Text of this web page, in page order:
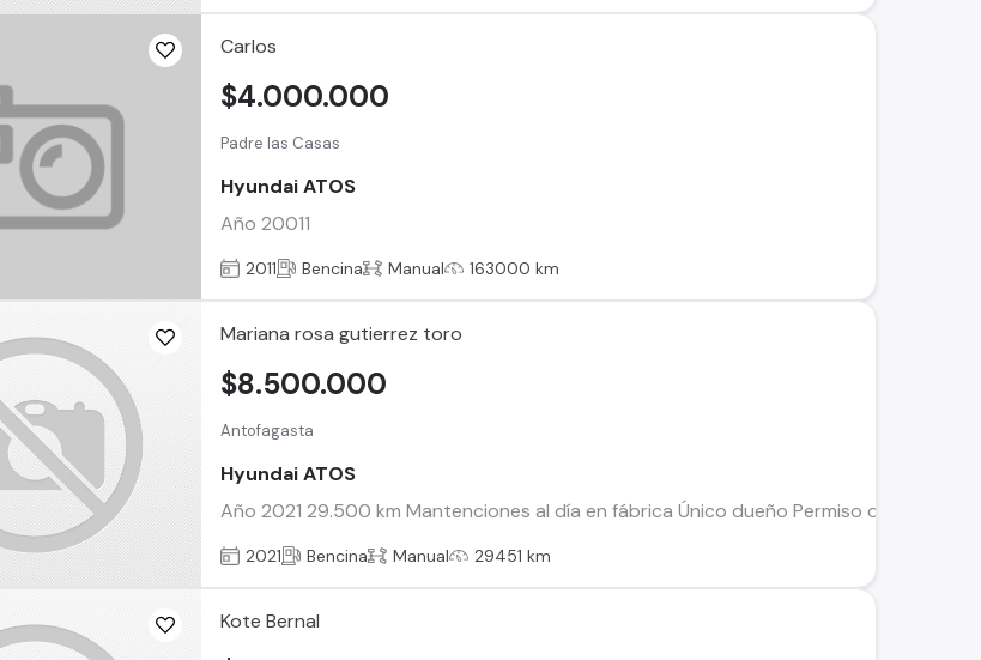
Carlos
Padre las Casas
Hyundai ATOS
Año 20011
$4.000.000
2011 Bencina Manual 163000 km
Mariana rosa gutierrez toro
Antofagasta
Hyundai ATOS
Año 2021 29.500 km Mantenciones al día en fábrica Único dueño Permiso de
$8.500.000
2021 Bencina Manual 29451 km
Kote Bernal